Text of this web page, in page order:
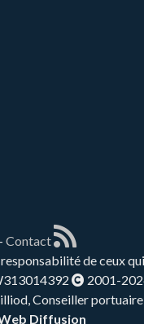
Contact
de ceux
2001-
Conseiller portuaire
Diffusion